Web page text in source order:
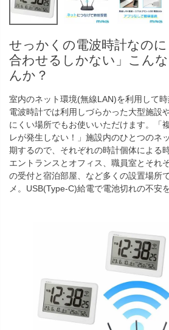
せっかくの電波時計なの
合わせるしかない」こん
んか？
室内のネット環境(無線LAN)を利用して
電波時計では利用しづらかった大型施設
にくい場所でもお使いいただけます。「
レが発生しない！」施設内のひとつのネ
期するので、それぞれの時計個体による
エントランスとオフィス、職員室とそれ
の受付と宿泊部屋、など多くの設置場所
メ。USB(Type-C)給電で電池切れの不安を